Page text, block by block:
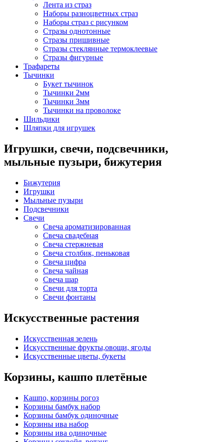
Лента из страз
Наборы разноцветных страз
Наборы страз с рисунком
Стразы однотонные
Стразы пришивные
Стразы стеклянные термоклеевые
Стразы фигурные
Трафареты
Тычинки
Букет тычинок
Тычинки 2мм
Тычинки 3мм
Тычинки на проволоке
Шильдики
Шляпки для игрушек
Игрушки, свечи, подсвечники,
мыльные пузыри, бижутерия
Бижутерия
Игрушки
Мыльные пузыри
Подсвечники
Свечи
Свеча ароматизированная
Свеча свадебная
Свеча стержневая
Свеча столбик, пеньковая
Свеча цифра
Свеча чайная
Свеча шар
Свечи для торта
Свечи фонтаны
Искусственные растения
Искусственная зелень
Искусственные фрукты,овощи, ягоды
Искусственные цветы, букеты
Корзины, кашпо плетёные
Кашпо, корзины рогоз
Корзины бамбук набор
Корзины бамбук одиночные
Корзины ива набор
Корзины ива одиночные